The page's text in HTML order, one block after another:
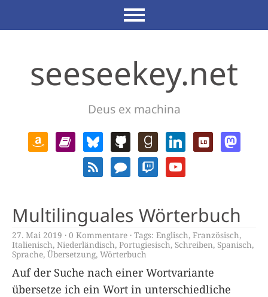
seeseekey.net
Deus ex machina
Multilinguales Wörterbuch
27. Mai 2019 0 Kommentare Tags: Englisch, Französisch,
Italienisch, Niederländisch, Portugiesisch, Schreiben, Spanisch,
Sprache, Übersetzung, Wörterbuch
Auf der Suche nach einer Wortvariante
übersetze ich ein Wort in unterschiedliche